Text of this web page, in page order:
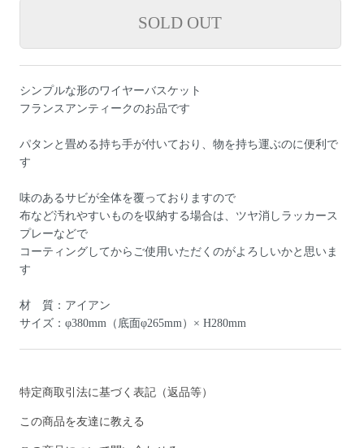
シンプルな形のワイヤーバスケット
フランスアンティークのお品です
パタンと畳める持ち手が付いており、物を持ち運ぶのに便利で
す
味のあるサビが全体を覆っておりますので
布など汚れやすいものを収納する場合は、ツヤ消しラッカース
プレーなどで
コーティングしてからご使用いただくのがよろしいかと思いま
す
材 質：アイアン
サイズ：φ380mm（底面φ265mm）× H280mm
特定商取引法に基づく表記（返品等）
この商品を友達に教える